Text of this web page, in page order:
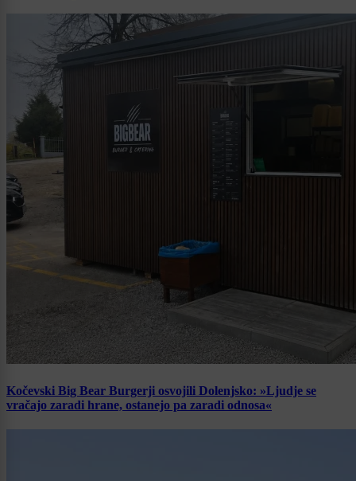
Kočevski Big Bear Burgerji osvojili Dolenjsko: »Ljudje se
vračajo zaradi hrane, ostanejo pa zaradi odnosa«